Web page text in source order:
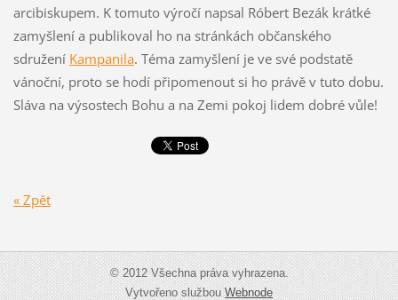
arcibiskupem. K tomuto výročí napsal Róbert Bezák krátké
zamyšlení a publikoval ho na stránkách občanského
sdružení Kampanila. Téma zamyšlení je ve své podstatě
vánoční, proto se hodí připomenout si ho právě v tuto dobu.
Sláva na výsostech Bohu a na Zemi pokoj lidem dobré vůle!
« Zpět
© 2012 Všechna práva vyhrazena.
Vytvořeno službouWebnode